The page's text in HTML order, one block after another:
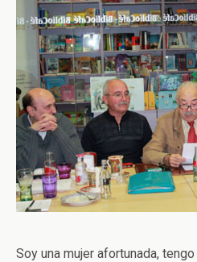
Soy una mujer afortunada,